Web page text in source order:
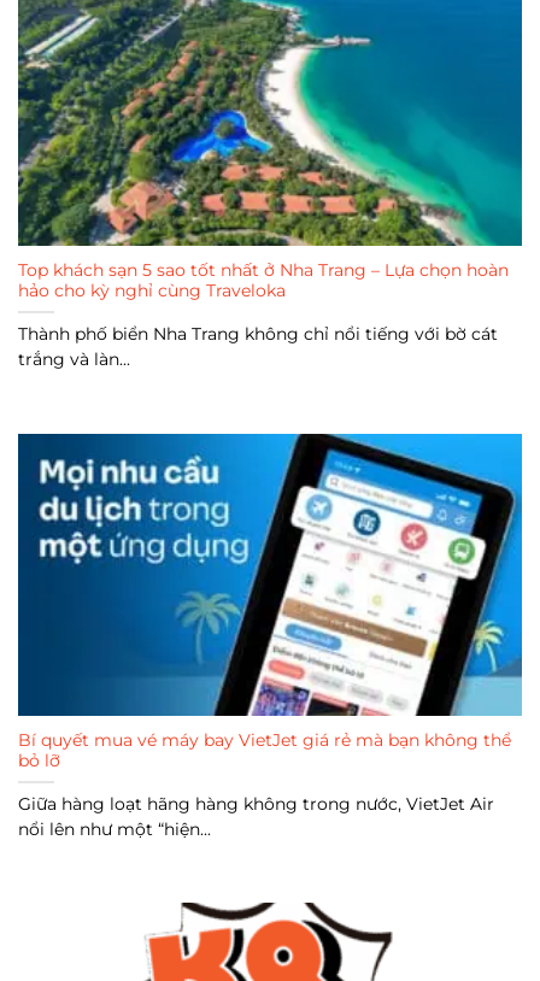
Top khách sạn 5 sao tốt nhất ở Nha Trang – Lựa chọn hoàn
hảo cho kỳ nghỉ cùng Traveloka
Thành phố biển Nha Trang không chỉ nổi tiếng với bờ cát
trắng và làn...
Bí quyết mua vé máy bay VietJet giá rẻ mà bạn không thể
bỏ lỡ
Giữa hàng loạt hãng hàng không trong nước, VietJet Air
nổi lên như một “hiện...